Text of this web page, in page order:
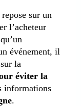
sur un
l’acheteur
événement, il
la
éviter la
informations
.